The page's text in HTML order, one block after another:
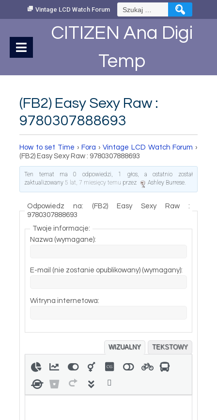
Vintage LCD Watch Forum Szukaj:
CITIZEN Ana Digi
Temp
(FB2) Easy Sexy Raw :
9780307888693
How to set Time › Fora › Vintage LCD Watch Forum ›
(FB2) Easy Sexy Raw : 9780307888693
Ten temat ma 0 odpowiedzi, 1 głos, a ostatnio został
zaktualizowany 5 lat, 7 miesięcy temu przez Ashley Burrese.
Odpowiedz na: (FB2) Easy Sexy Raw :
9780307888693
Twoje informacje:
Nazwa (wymagane):
E-mail (nie zostanie opublikowany) (wymagany):
Witryna internetowa:
WIZUALNY TEKSTOWY